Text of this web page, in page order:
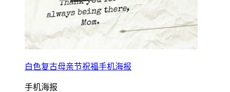
白色复古母亲节祝福手机海报
手机海报